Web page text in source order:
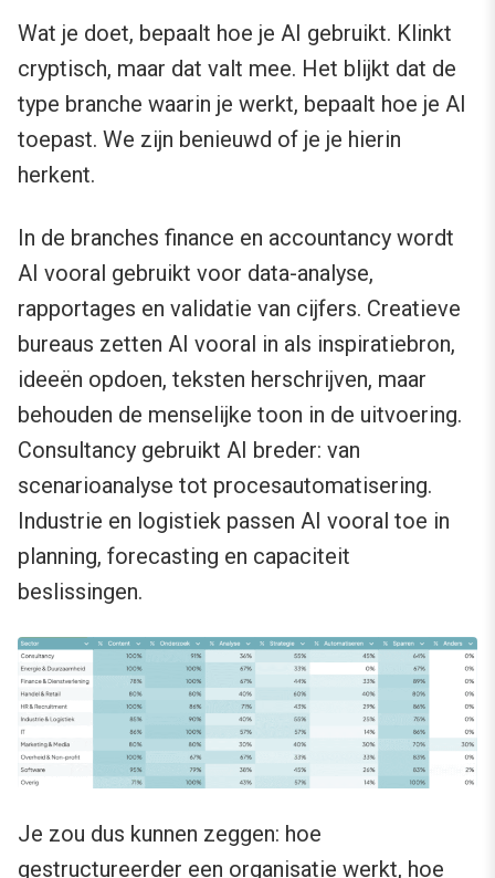
Wat je doet, bepaalt hoe je AI gebruikt. Klinkt
cryptisch, maar dat valt mee. Het blijkt dat de
type branche waarin je werkt, bepaalt hoe je AI
toepast. We zijn benieuwd of je je hierin
herkent.
In de branches finance en accountancy wordt
AI vooral gebruikt voor data-analyse,
rapportages en validatie van cijfers. Creatieve
bureaus zetten AI vooral in als inspiratiebron,
ideeën opdoen, teksten herschrijven, maar
behouden de menselijke toon in de uitvoering.
Consultancy gebruikt AI breder: van
scenarioanalyse tot procesautomatisering.
Industrie en logistiek passen AI vooral toe in
planning, forecasting en capaciteit
beslissingen.
Je zou dus kunnen zeggen: hoe
gestructureerder een organisatie werkt, hoe